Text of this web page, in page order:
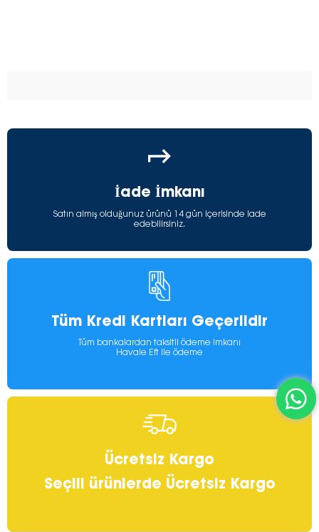
İade İmkanı
Satın almış olduğunuz ürünü 14 gün içerisinde iade
edebilirsiniz.
Tüm Kredi Kartları Geçerlidir
Tüm bankalardan taksitli ödeme imkanı
Havale Eft ile ödeme
Ücretsiz Kargo
Seçili ürünlerde Ücretsiz Kargo